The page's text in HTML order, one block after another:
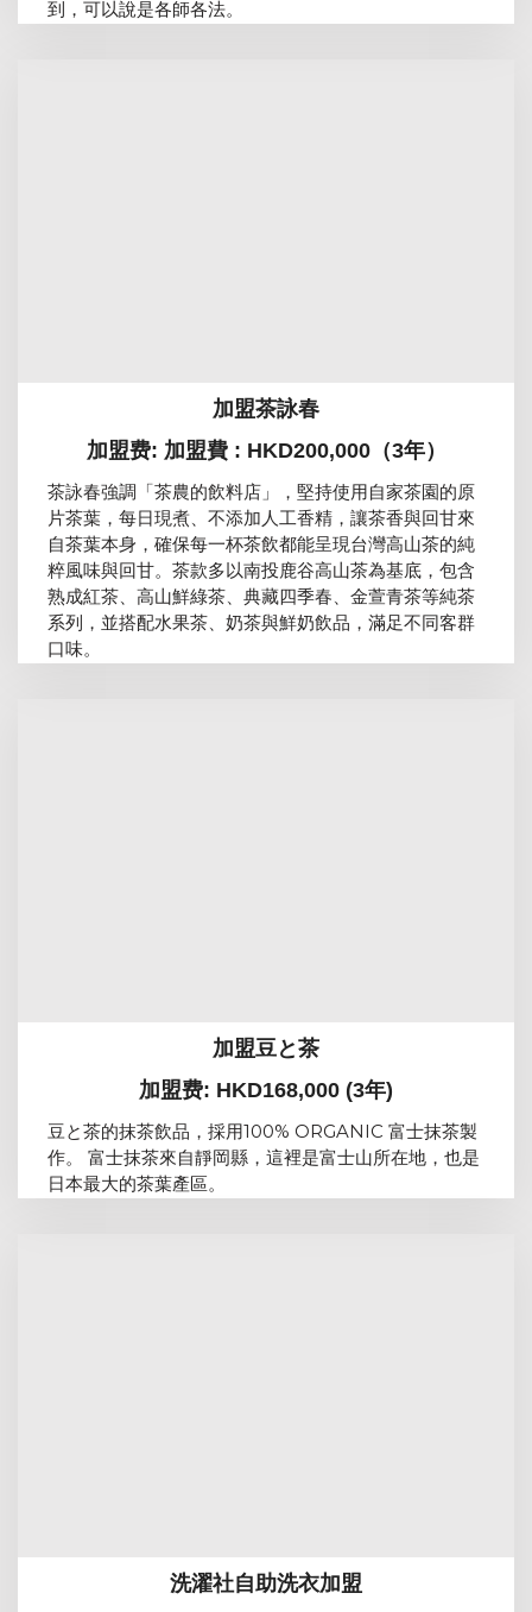
到，可以說是各師各法。
加盟茶詠春
加盟费: 加盟費 : HKD200,000（3年）
茶詠春強調「茶農的飲料店」，堅持使用自家茶園的原
片茶葉，每日現煮、不添加人工香精，讓茶香與回甘來
自茶葉本身，確保每一杯茶飲都能呈現台灣高山茶的純
粹風味與回甘。茶款多以南投鹿谷高山茶為基底，包含
熟成紅茶、高山鮮綠茶、典藏四季春、金萱青茶等純茶
系列，並搭配水果茶、奶茶與鮮奶飲品，滿足不同客群
口味。
加盟豆と茶
加盟费: HKD168,000 (3年)
豆と茶的抹茶飲品，採用100% ORGANIC 富士抹茶製
作。 富士抹茶來自靜岡縣，這裡是富士山所在地，也是
日本最大的茶葉產區。
洗濯社自助洗衣加盟